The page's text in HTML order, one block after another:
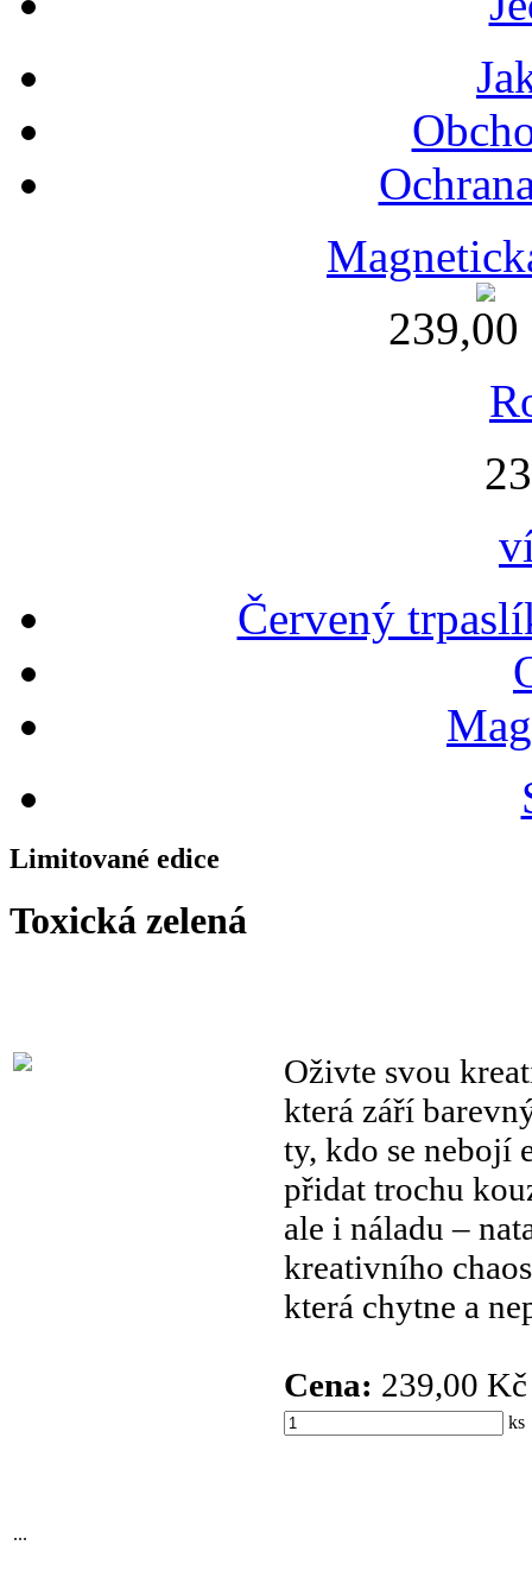
239,00
Červený
Limitované edice
Toxická zelená
Oživte svou
která září
ty, kdo se nebojí
přidat trochu
ale i náladu –
kreativního
která chytne a
Cena: 239,00 Kč
...